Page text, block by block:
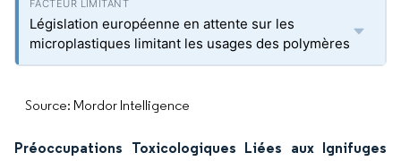
Législation européenne en attente sur les
microplastiques limitant les usages des polymères
Source: Mordor Intelligence
Préoccupations Toxicologiques Liées aux Ignifuges